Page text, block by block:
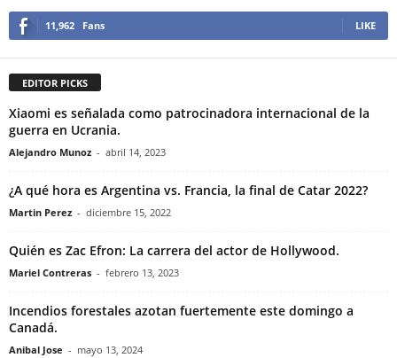
11,962 Fans LIKE
EDITOR PICKS
Xiaomi es señalada como patrocinadora internacional de la
guerra en Ucrania.
Alejandro Munoz - abril 14, 2023
¿A qué hora es Argentina vs. Francia, la final de Catar 2022?
Martin Perez - diciembre 15, 2022
Quién es Zac Efron: La carrera del actor de Hollywood.
Mariel Contreras - febrero 13, 2023
Incendios forestales azotan fuertemente este domingo a
Canadá.
Anibal Jose - mayo 13, 2024